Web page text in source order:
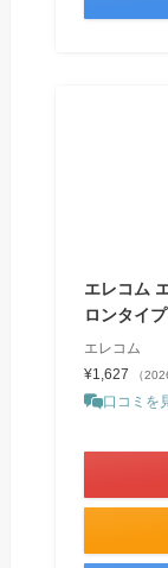
エレコム
ロンタイ
エレコム
¥1,627
（
口コミを